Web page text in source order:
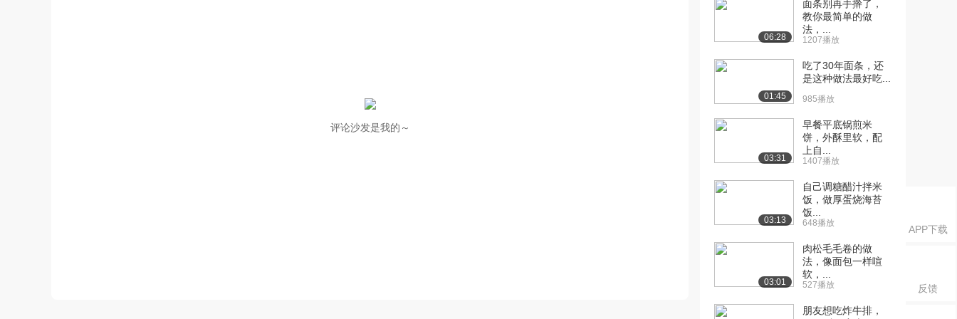
APP下载
反馈
评论沙发是我的～
06:28
面条别再手擀了，
教你最简单的做
法，...
1207播放
01:45
吃了30年面条，还
是这种做法最好吃...
985播放
03:31
早餐平底锅煎米
饼，外酥里软，配
上自...
1407播放
03:13
自己调糖醋汁拌米
饭，做厚蛋烧海苔
饭...
648播放
03:01
肉松毛毛卷的做
法，像面包一样喧
软，...
527播放
朋友想吃炸牛排，